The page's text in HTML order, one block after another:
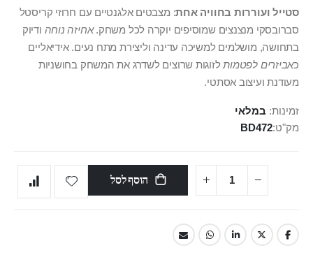
סטייל ועוררות בחוויה אחת: מצבטים אלגנטיים עם חרוזי קריסטל
סברובסקי מנצנצים שמוסיפים יוקרה לכל משחק.אחיזה נוחה ודיוק
בתחושה, מושלמים למשיכה עדינה וליצירת מתח נעים. אידיאליים
כאביזרים לפטמותלזוגות שרוצים לשדרג את המשחק בחושניות
מעודנת ועיצוב אסתטי.
זמינות: במלאי
מק"ט BD472
הוסף לסל